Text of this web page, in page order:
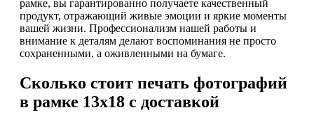
рамке, вы гарантированно получаете качественный
продукт, отражающий живые эмоции и яркие моменты
вашей жизни. Профессионализм нашей работы и
внимание к деталям делают воспоминания не просто
сохраненными, а оживленными на бумаге.
Сколько стоит печать фотографий
в рамке 13х18 с доставкой